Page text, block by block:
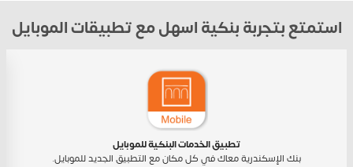
استمتع بتجربة بنكية اسهل مع تطبيقات الموبايل
تطبيق الخدمات البنكية للموبايل
بنك الإسكندرية معاك في كل مكان مع التطبيق الجديد للموبايل.